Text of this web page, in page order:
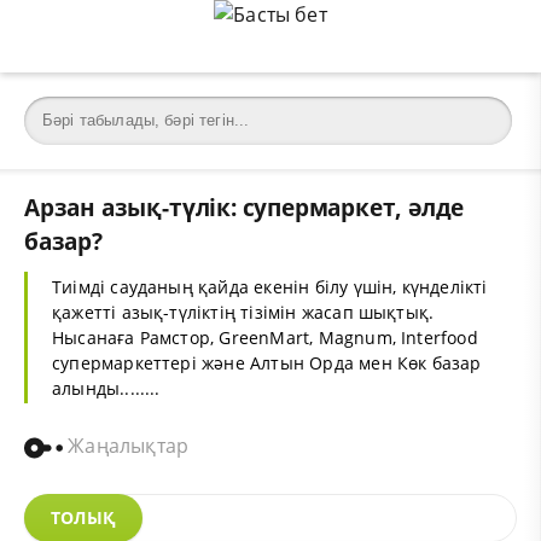
Арзан азық-түлік: супермаркет, әлде
базар?
Тиімді сауданың қайда екенін білу үшін, күнделікті
қажетті азық-түліктің тізімін жасап шықтық.
Нысанаға Рамстор, GreenMart, Magnum, Interfood
супермаркеттері және Алтын Орда мен Көк базар
алынды........
Жаңалықтар
ТОЛЫҚ